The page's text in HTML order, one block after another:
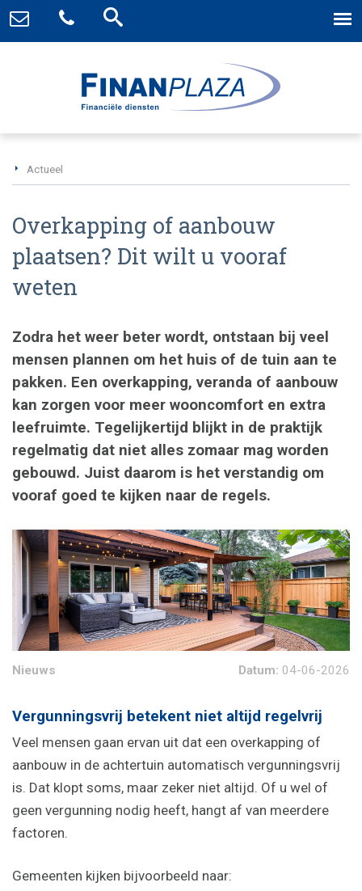
Actueel
Overkapping of aanbouw
plaatsen? Dit wilt u vooraf
weten
Zodra het weer beter wordt, ontstaan bij veel
mensen plannen om het huis of de tuin aan te
pakken. Een overkapping, veranda of aanbouw
kan zorgen voor meer wooncomfort en extra
leefruimte. Tegelijkertijd blijkt in de praktijk
regelmatig dat niet alles zomaar mag worden
gebouwd. Juist daarom is het verstandig om
vooraf goed te kijken naar de regels.
Nieuws Datum: 04-06-2026
Vergunningsvrij betekent niet altijd regelvrij
Veel mensen gaan ervan uit dat een overkapping of
aanbouw in de achtertuin automatisch vergunningsvrij
is. Dat klopt soms, maar zeker niet altijd. Of u wel of
geen vergunning nodig heeft, hangt af van meerdere
factoren.
Gemeenten kijken bijvoorbeeld naar: